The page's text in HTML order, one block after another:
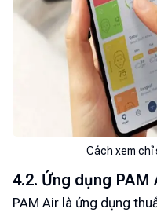
Cách xem chỉ
4.2. Ứng dụng PAM
PAM Air là ứng dụng